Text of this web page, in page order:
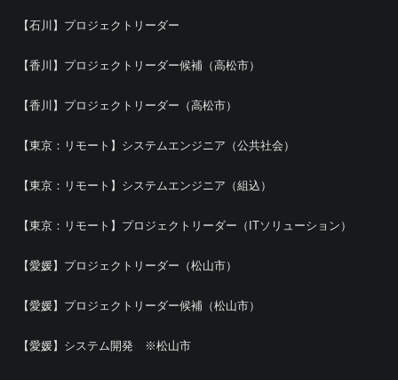
【石川】プロジェクトリーダー
【香川】プロジェクトリーダー候補（高松市）
【香川】プロジェクトリーダー（高松市）
【東京：リモート】システムエンジニア（公共社会）
【東京：リモート】システムエンジニア（組込）
【東京：リモート】プロジェクトリーダー（ITソリューション）
【愛媛】プロジェクトリーダー（松山市）
【愛媛】プロジェクトリーダー候補（松山市）
【愛媛】システム開発 ※松山市